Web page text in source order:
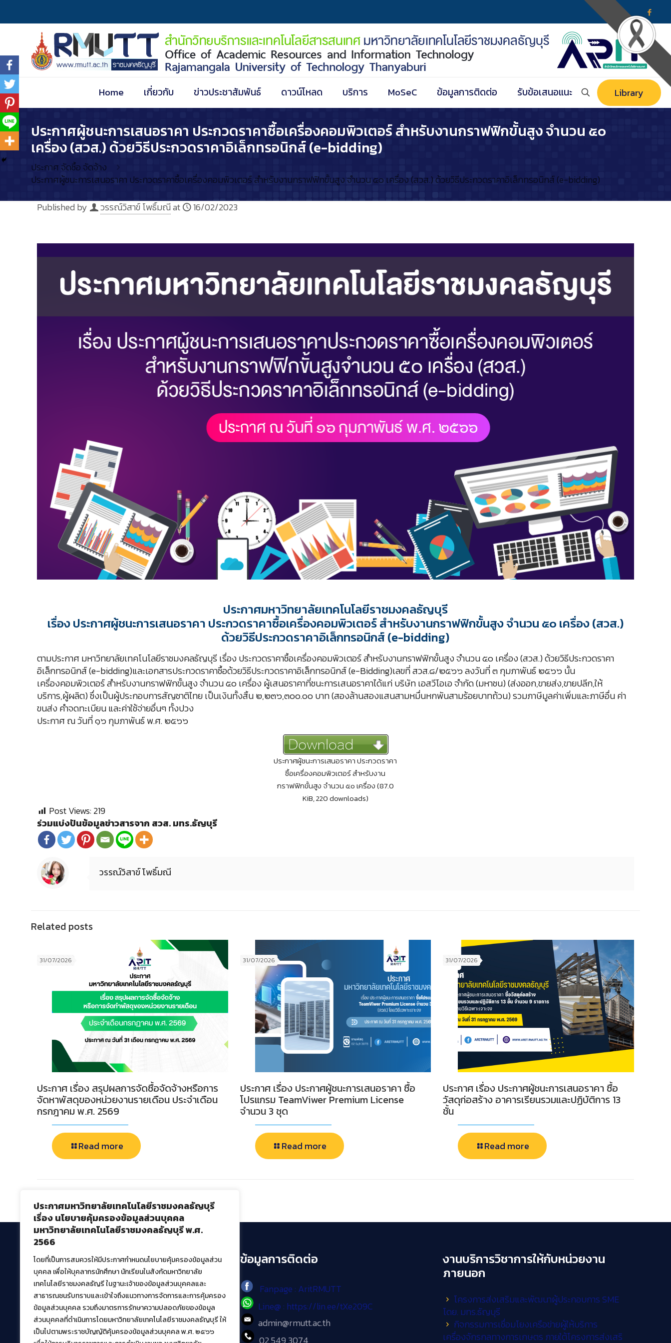
ประกาศมหาวิทยาลัยเทคโนโลยีราชมงคลธัญบุรี
เรื่อง นโยบายคุ้มครองข้อมูลส่วนบุคคล
มหาวิทยาลัยเทคโนโลยีราชมงคลธัญบุรี พ.ศ.
2566
โดยที่เป็นการสมควรให้มีประกาศกำหนดนโยบายคุ้มครองข้อมูลส่วน
บุคคล เพื่อให้บุคลากรนักศึกษา นักเรียนในสังกัดมหาวิทยาลัย
เทคโนโลยีราชมงคลธัญรี ในฐานะเจ้าของข้อมูลส่วนบุคคลและ
สาธารณชนรับทราบและเข้าใจถึงแนวทางการจัดการและการคุ้มครอง
ข้อมูลส่วนบุคคล รวมถึงมาตรการรักษาความปลอดภัยของข้อมูล
ส่วนบุคคลที่ดำเนินการโดยมหาวิทยาลัยเทคโนโลยีราชมงคลธัญบุรี ให้
เป็นไปตามพระราชบัญญัติคุ้มครองข้อมูลส่วนบุคคล พ.ศ. ๒๕๖๖
Home เกี่ยวกับ ข่าวประชาสัมพันธ์ ดาวน์โหลด บริการ MoSeC ข้อมูลการติดต่อ รับข้อเสนอแนะ Library
ประกาศผู้ชนะการเสนอราคา ประกวดราคาซื้อเครื่องคอมพิวเตอร์ สำหรับงานกราฟฟิกขั้นสูง จำนวน ๕๐
เครื่อง (สวส.) ด้วยวิธีประกวดราคาอิเล็กทรอนิกส์ (e-bidding)
ประกาศ จัดซื้อ จัดจ้าง
ประกาศผู้ชนะการเสนอราคา ประกวดราคาซื้อเครื่องคอมพิวเตอร์ สำหรับงานกราฟฟิกขั้นสูง จำนวน ๕๐ เครื่อง (สวส.) ด้วยวิธีประกวดราคาอิเล็กทรอนิกส์ (e-bidding)
Published by วรรณ์วิสาข์ โพธิ์มณีat 16/02/2023
ประกาศมหาวิทยาลัยเทคโนโลยีราชมงคลธัญบุรี
เรื่อง ประกาศผู้ชนะการเสนอราคา ประกวดราคาซื้อเครื่องคอมพิวเตอร์ สำหรับงานกราฟฟิกขั้นสูง จำนวน ๕๐ เครื่อง (สวส.)
ด้วยวิธีประกวดราคาอิเล็กทรอนิกส์ (e-bidding)
ตามประกาศ มหาวิทยาลัยเทคโนโลยีราชมงคลธัญบุรี เรื่อง ประกวดราคาซื้อเครื่องคอมพิวเตอร์ สำหรับงานกราฟฟิกขั้นสูง จำนวน ๕๐ เครื่อง (สวส.) ด้วยวิธีประกวดราคา
อิเล็กทรอนิกส์ (e-bidding)และเอกสารประกวดราคาซื้อด้วยวิธีประกวดราคาอิเล็กทรอนิกส์ (e-Bidding)เลขที่ สวส.๘/๒๕๖๖ ลงวันที่ ๓ กุมภาพันธ์ ๒๕๖๖ นั้น
เครื่องคอมพิวเตอร์ สำหรับงานกราฟฟิกขั้นสูง จำนวน ๕๐ เครื่อง ผู้เสนอราคาที่ชนะการเสนอราคาได้แก่ บริษัท เอสวีโอเอ จำกัด (มหาชน) (ส่งออก,ขายส่ง,ขายปลีก,ให้
บริการ,ผู้ผลิต) ซึ่งเป็นผู้ประกอบการสัญชาติไทย เป็นเงินทั้งสิ้น ๒,๒๓๖,๓๐๐.๐๐ บาท (สองล้านสองแสนสามหมื่นหกพันสามร้อยบาทถ้วน) รวมภาษีมูลค่าเพิ่มและภาษีอื่น ค่า
ขนส่ง คำจดทะเบียน และค่าใช้จ่ายอื่นๆ ทั้งปวง
ประกาศ ณ วันที่ ๑๖ กุมภาพันธ์ พ.ศ. ๒๕๖๖
ประกาศผู้ชนะการเสนอราคา ประกวดราคา
ซื้อเครื่องคอมพิวเตอร์ สำหรับงาน
กราฟฟิกขั้นสูง จำนวน ๕๐ เครื่อง (87.0
KiB, 220 downloads)
Post Views:219
ร่วมแบ่งปันข้อมูลข่าวสารจาก สวส. มทร.ธัญบุรี
วรรณ์วิสาข์ โพธิ์มณี
Related posts
31/07/2026
ประกาศ เรื่อง สรุปผลการจัดซื้อจัดจ้างหรือการ
จัดหาพัสดุของหน่วยงานรายเดือน ประจำเดือน
กรกฎาคม พ.ศ. 2569
Read more
31/07/2026
ประกาศ เรื่อง ประกาศผู้ชนะการเสนอราคา ซื้อ
โปรแกรม TeamViwer Premium License
จำนวน 3 ชุด
Read more
31/07/2026
ประกาศ เรื่อง ประกาศผู้ชนะการเสนอราคา ซื้อ
วัสดุก่อสร้าง อาคารเรียนรวมและปฏิบัติการ 13
ชั้น
Read more
สำนักวิทยบริการและเทคโนโลยีสารสนเทศ
มหาวิทยาลัยเทคโนโลยีราชมงคลธัญบุรี
39 หมู่ที่ 1 ตำบลคลองหก อำเภอคลองหลวง จังหวัด
ปทุมธานี 12120
เผยแพร่ข้อมูลโดย.บุคลากร สวส.
สร้างและพัฒนาโดย.
ข้อมูลการติดต่อ
Fanpage : AritRMUTT
Line@ : https://lin.ee/tXe209C
admin@rmutt.ac.th
งานบริการวิชาการให้กับหน่วยงาน
ภายนอก
โครงการส่งเสริมและพัฒนาผู้ประกอบการ SME
โดย. มทร.ธัญบุรี
กิจกรรมการเชื่อมโยงเครือข่ายผู้ให้บริการ
เครื่องจักรกลทางการเกษตร ภายใต้โครงการส่งเสริ